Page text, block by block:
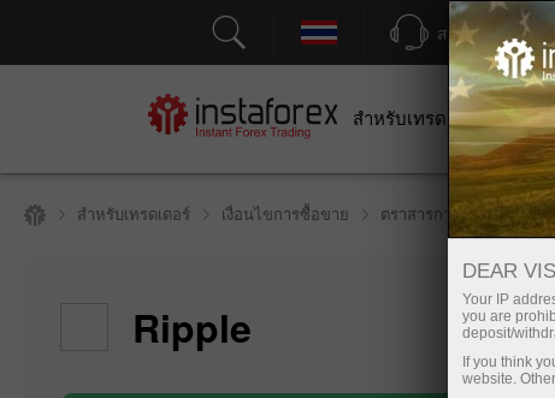
สนับสนุน
สำหรับเทรดเดอร์ สำหรั
สำหรับเทรดเดอร์ เงื่อนไขการซื้อขาย ตราสารการซื้อขาย
Ripple
DEAR
Your IP
you are
deposit/
If you think
website.